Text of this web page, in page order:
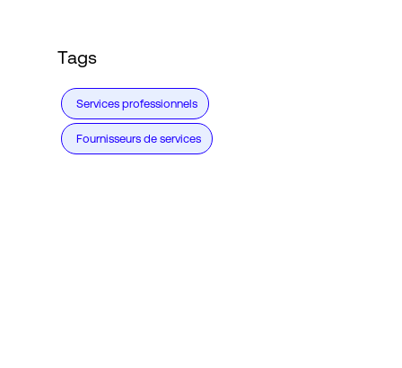
Tags
Services professionnels
Fournisseurs de services